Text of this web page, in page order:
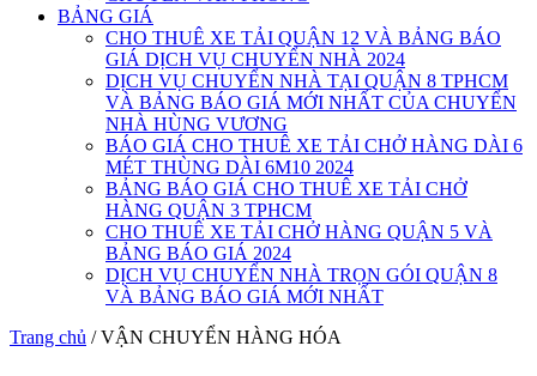
BẢNG GIÁ
CHO THUÊ XE TẢI QUẬN 12 VÀ BẢNG BÁO
GIÁ DỊCH VỤ CHUYỂN NHÀ 2024
DỊCH VỤ CHUYỂN NHÀ TẠI QUẬN 8 TPHCM
VÀ BẢNG BÁO GIÁ MỚI NHẤT CỦA CHUYỂN
NHÀ HÙNG VƯƠNG
BÁO GIÁ CHO THUÊ XE TẢI CHỞ HÀNG DÀI 6
MÉT THÙNG DÀI 6M10 2024
BẢNG BÁO GIÁ CHO THUÊ XE TẢI CHỞ
HÀNG QUẬN 3 TPHCM
CHO THUÊ XE TẢI CHỞ HÀNG QUẬN 5 VÀ
BẢNG BÁO GIÁ 2024
DỊCH VỤ CHUYỂN NHÀ TRỌN GÓI QUẬN 8
VÀ BẢNG BÁO GIÁ MỚI NHẤT
Trang chủ /VẬN CHUYỂN HÀNG HÓA